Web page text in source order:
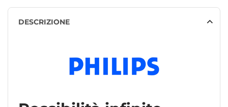
DESCRIZIONE